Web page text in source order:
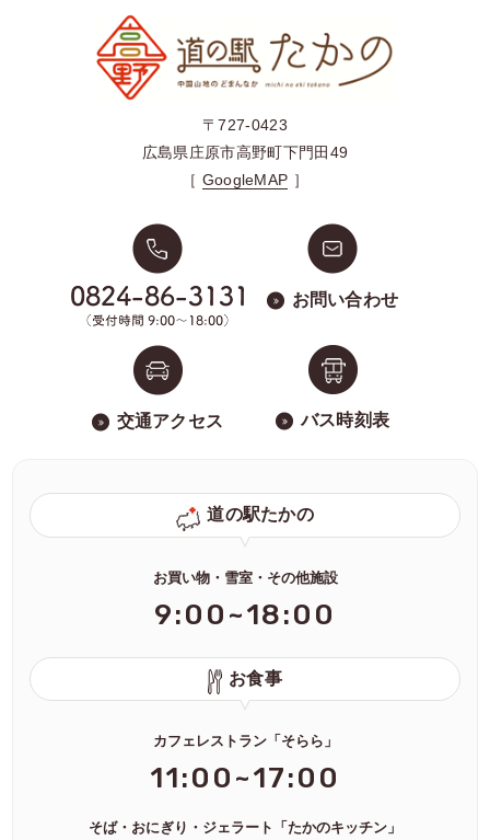
〒727-0423
広島県庄原市高野町下門田49
［ GoogleMAP ］
お問い合わせ
交通アクセス バス時刻表
道の駅たかの
お買い物・雪室・その他施設
9:00~18:00
お食事
カフェレストラン「そらら」
11:00~17:00
そば・おにぎり・ジェラート「たかのキッチン」